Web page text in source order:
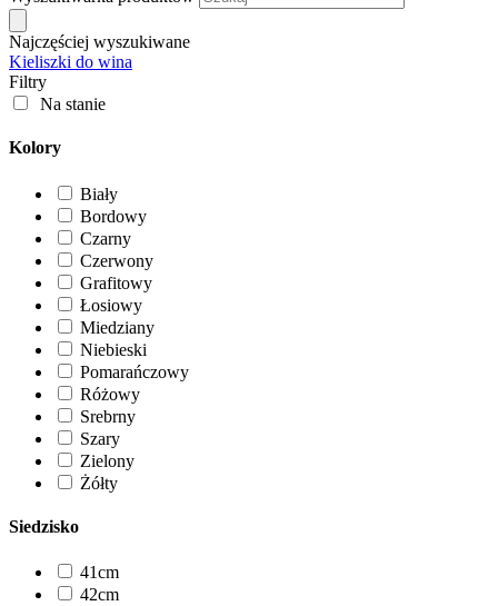
Najczęściej wyszukiwane
Kieliszki do wina
Filtry
Na stanie
Kolory
Biały
Bordowy
Czarny
Czerwony
Grafitowy
Łosiowy
Miedziany
Niebieski
Pomarańczowy
Różowy
Srebrny
Szary
Zielony
Żółty
Siedzisko
41cm
42cm